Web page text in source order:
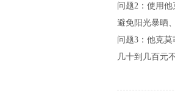
问题2：使用
避免阳光暴晒
问题3：他克莫
几十到几百元